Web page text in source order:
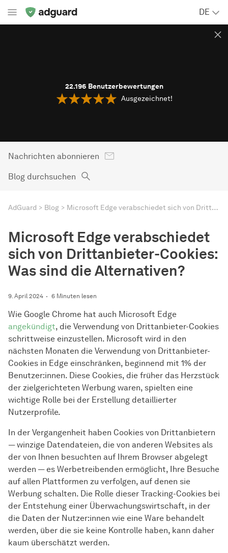
DE
22.196 Benutzerbewertungen
Ausgezeichnet!
Nachrichten abonnieren
Blog durchsuchen
AdGuard Blog Microsoft Edge verabschiedet sich von Drittanbieter-Cookies: Was sind die Alternativen?
Microsoft Edge verabschiedet
sich von Drittanbieter-Cookies:
Was sind die Alternativen?
9. April 2024 6 Minuten lesen
Wie Google Chrome hat auch Microsoft Edge
angekündigt, die Verwendung von Drittanbieter-Cookies
schrittweise einzustellen. Microsoft wird in den
nächsten Monaten die Verwendung von Drittanbieter-
Cookies in Edge einschränken, beginnend mit 1% der
Benutzer:innen. Diese Cookies, die früher das Herzstück
der zielgerichteten Werbung waren, spielten eine
wichtige Rolle bei der Erstellung detaillierter
Nutzerprofile.
In der Vergangenheit haben Cookies von Drittanbietern
— winzige Datendateien, die von anderen Websites als
der von Ihnen besuchten auf Ihrem Browser abgelegt
werden — es Werbetreibenden ermöglicht, Ihre Besuche
auf allen Plattformen zu verfolgen, auf denen sie
Werbung schalten. Die Rolle dieser Tracking-Cookies bei
der Entstehung einer Überwachungswirtschaft, in der
die Daten der Nutzer:innen wie eine Ware behandelt
werden, über die sie keine Kontrolle haben, kann daher
kaum überschätzt werden.